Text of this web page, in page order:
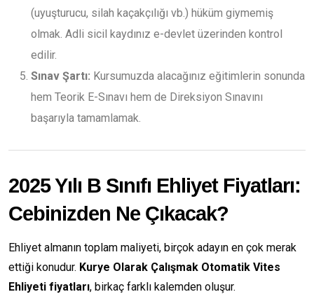
(uyuşturucu, silah kaçakçılığı vb.) hüküm giymemiş
olmak. Adli sicil kaydınız e-devlet üzerinden kontrol
edilir.
Sınav Şartı: Kursumuzda alacağınız eğitimlerin sonunda
hem Teorik E-Sınavı hem de Direksiyon Sınavını
başarıyla tamamlamak.
2025 Yılı B Sınıfı Ehliyet Fiyatları:
Cebinizden Ne Çıkacak?
Ehliyet almanın toplam maliyeti, birçok adayın en çok merak
ettiği konudur. Kurye Olarak Çalışmak Otomatik Vites
Ehliyeti fiyatları, birkaç farklı kalemden oluşur.